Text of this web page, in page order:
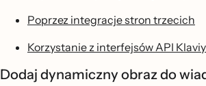
Poprzez integracje stron trzecich
Korzystanie z interfejsów API
Dodaj dynamiczny obraz do